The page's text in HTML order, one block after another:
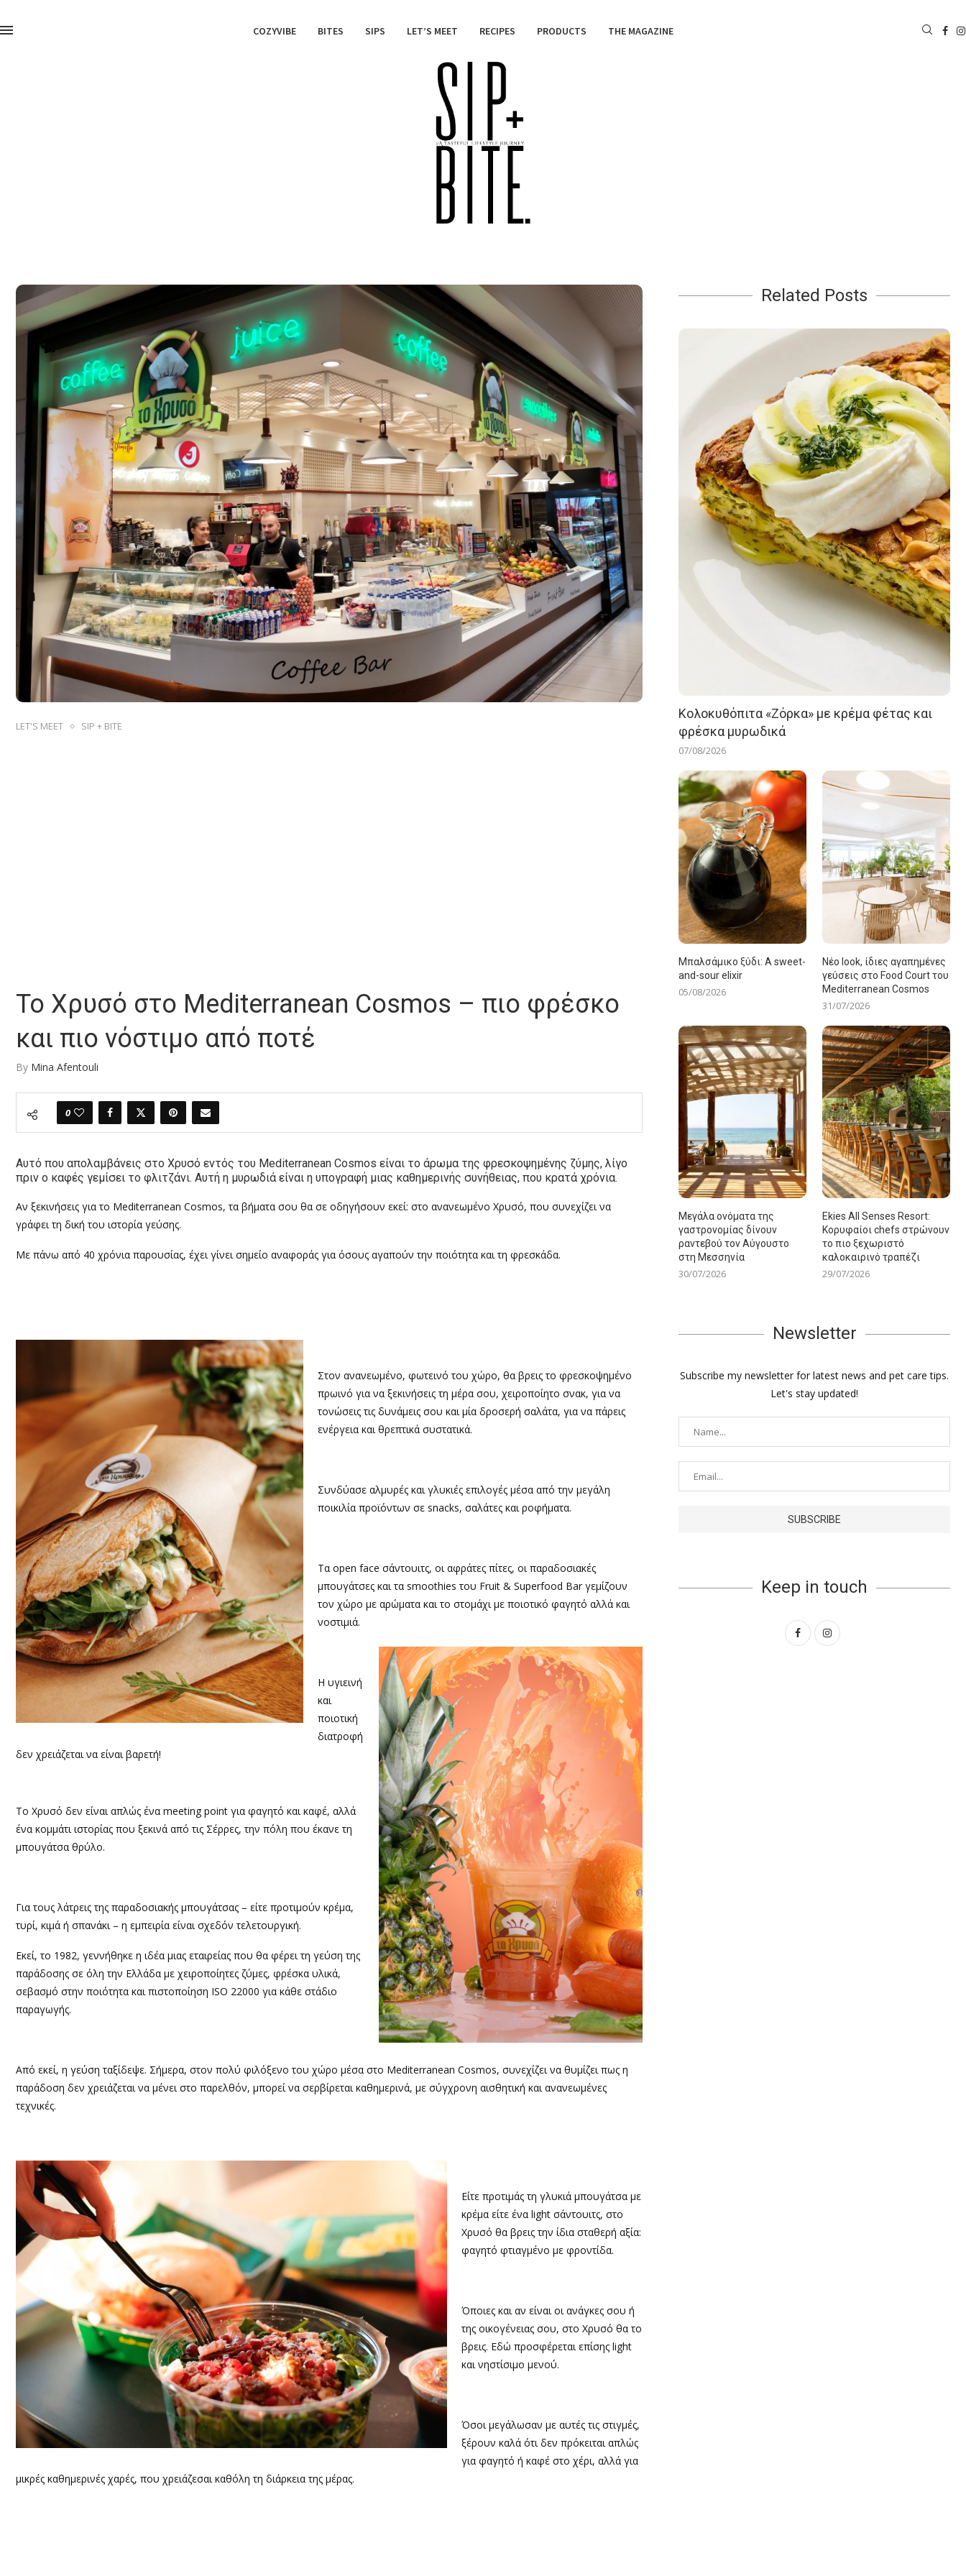
COZYVIBE BITES SIPS LET’S MEET RECIPES PRODUCTS THE MAGAZINE
LET'S MEET SIP + BITE
Το Χρυσό στο Mediterranean Cosmos – πιο φρέσκο
και πιο νόστιμο από ποτέ
By Mina Afentouli
0
Αυτό που απολαμβάνεις στο Χρυσό εντός του Mediterranean Cosmos είναι το άρωμα της φρεσκοψημένης ζύμης, λίγο
πριν ο καφές γεμίσει το φλιτζάνι. Αυτή η μυρωδιά είναι η υπογραφή μιας καθημερινής συνήθειας, που κρατά χρόνια.
Αν ξεκινήσεις για το Mediterranean Cosmos, τα βήματα σου θα σε οδηγήσουν εκεί: στο ανανεωμένο Χρυσό, που συνεχίζει να
γράφει τη δική του ιστορία γεύσης.
Με πάνω από 40 χρόνια παρουσίας, έχει γίνει σημείο αναφοράς για όσους αγαπούν την ποιότητα και τη φρεσκάδα.
Στον ανανεωμένο, φωτεινό του χώρο, θα βρεις το φρεσκοψημένο
πρωινό για να ξεκινήσεις τη μέρα σου, χειροποίητο σνακ, για να
τονώσεις τις δυνάμεις σου και μία δροσερή σαλάτα, για να πάρεις
ενέργεια και θρεπτικά συστατικά.
Συνδύασε αλμυρές και γλυκιές επιλογές μέσα από την μεγάλη
ποικιλία προϊόντων σε snacks, σαλάτες και ροφήματα.
Τα open face σάντουιτς, οι αφράτες πίτες, οι παραδοσιακές
μπουγάτσες και τα smoothies του Fruit & Superfood Bar γεμίζουν
τον χώρο με αρώματα και το στομάχι με ποιοτικό φαγητό αλλά και
νοστιμιά.
Η υγιεινή
και
ποιοτική
διατροφή
δεν χρειάζεται να είναι βαρετή!
Το Χρυσό δεν είναι απλώς ένα meeting point για φαγητό και καφέ, αλλά
ένα κομμάτι ιστορίας που ξεκινά από τις Σέρρες, την πόλη που έκανε τη
μπουγάτσα θρύλο.
Για τους λάτρεις της παραδοσιακής μπουγάτσας – είτε προτιμούν κρέμα,
τυρί, κιμά ή σπανάκι – η εμπειρία είναι σχεδόν τελετουργική.
Εκεί, το 1982, γεννήθηκε η ιδέα μιας εταιρείας που θα φέρει τη γεύση της
παράδοσης σε όλη την Ελλάδα με χειροποίητες ζύμες, φρέσκα υλικά,
σεβασμό στην ποιότητα και πιστοποίηση ISO 22000 για κάθε στάδιο
παραγωγής.
Από εκεί, η γεύση ταξίδεψε. Σήμερα, στον πολύ φιλόξενο του χώρο μέσα στο Mediterranean Cosmos, συνεχίζει να θυμίζει πως η
παράδοση δεν χρειάζεται να μένει στο παρελθόν, μπορεί να σερβίρεται καθημερινά, με σύγχρονη αισθητική και ανανεωμένες
τεχνικές.
Είτε προτιμάς τη γλυκιά μπουγάτσα με
κρέμα είτε ένα light σάντουιτς, στο
Χρυσό θα βρεις την ίδια σταθερή αξία:
φαγητό φτιαγμένο με φροντίδα.
Όποιες και αν είναι οι ανάγκες σου ή
της οικογένειας σου, στο Χρυσό θα το
βρεις. Εδώ προσφέρεται επίσης light
και νηστίσιμο μενού.
Όσοι μεγάλωσαν με αυτές τις στιγμές,
ξέρουν καλά ότι δεν πρόκειται απλώς
για φαγητό ή καφέ στο χέρι, αλλά για
μικρές καθημερινές χαρές, που χρειάζεσαι καθόλη τη διάρκεια της μέρας.
Related Posts
Κολοκυθόπιτα «Ζόρκα» με κρέμα φέτας και
φρέσκα μυρωδικά
07/08/2026
Μπαλσάμικο ξύδι: A sweet-
and-sour elixir
05/08/2026
Νέο look, ίδιες αγαπημένες
γεύσεις στο Food Court του
Mediterranean Cosmos
31/07/2026
Μεγάλα ονόματα της
γαστρονομίας δίνουν
ραντεβού τον Αύγουστο
στη Μεσσηνία
30/07/2026
Ekies All Senses Resort:
Κορυφαίοι chefs στρώνουν
το πιο ξεχωριστό
καλοκαιρινό τραπέζι
29/07/2026
Newsletter
Subscribe my newsletter for latest news and pet care tips.
Let's stay updated!
Keep in touch